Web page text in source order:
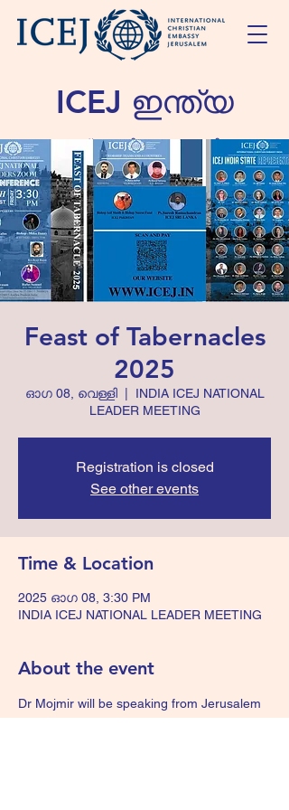
ICEJ ഇന്ത്യ
സാന്ത്വനത്തിലും സ്നേഹത്തിലും
ഇസ്രായേലിൽ എത്തിച്ചേരുന്നു
Feast of Tabernacles
2025
ഓഗ 08, വെള്ളി
  |
INDIA ICEJ NATIONAL
LEADER MEETING
Registration is closed
See other events
Time & Location
2025 ഓഗ 08, 3:30 PM
INDIA ICEJ NATIONAL LEADER MEETING
About the event
Dr Mojmir will be speaking from Jerusalem
regarding icej work and upcoming feast